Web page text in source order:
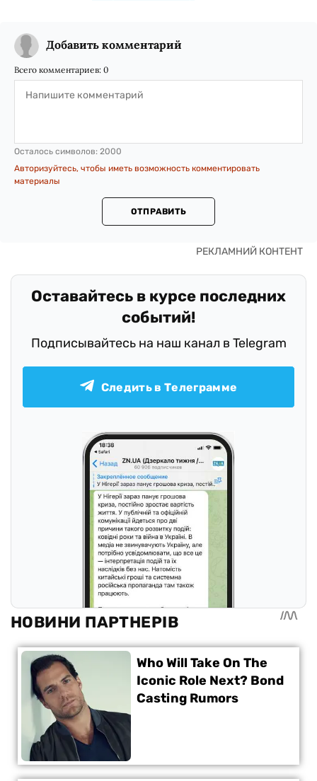
Добавить комментарий
Всего комментариев: 0
Осталось символов: 2000
Авторизуйтесь, чтобы иметь возможность комментировать
материалы
ОТПРАВИТЬ
Оставайтесь в курсе последних
событий!
Подписывайтесь на наш канал в Telegram
Следить в Телеграмме